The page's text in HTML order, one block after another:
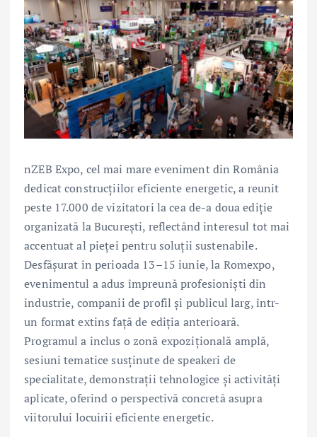
nZEB Expo, cel mai mare eveniment din România
dedicat construcțiilor eficiente energetic, a reunit
peste 17.000 de vizitatori la cea de-a doua ediție
organizată la București, reflectând interesul tot mai
accentuat al pieței pentru soluții sustenabile.
Desfășurat în perioada 13–15 iunie, la Romexpo,
evenimentul a adus împreună profesioniști din
industrie, companii de profil și publicul larg, într-
un format extins față de ediția anterioară.
Programul a inclus o zonă expozițională amplă,
sesiuni tematice susținute de speakeri de
specialitate, demonstrații tehnologice și activități
aplicate, oferind o perspectivă concretă asupra
viitorului locuirii eficiente energetic.